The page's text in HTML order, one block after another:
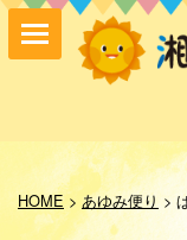
HOME> あゆみ便り >
保育方針
園の紹介
保育内容